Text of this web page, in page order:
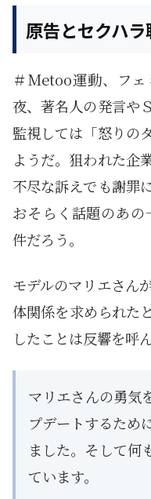
原告とセクハ
＃Metoo運動、フェ
夜、著名人の発言や
監視しては「怒りの
ようだ。狙われた企
不尽な訴えでも謝罪
おそらく話題のあ
件だろう。
モデルのマリエさん
体関係を求められた
したことは反響を呼ん
マリエさんの勇気
プデートするため
ました。そして何
ています。